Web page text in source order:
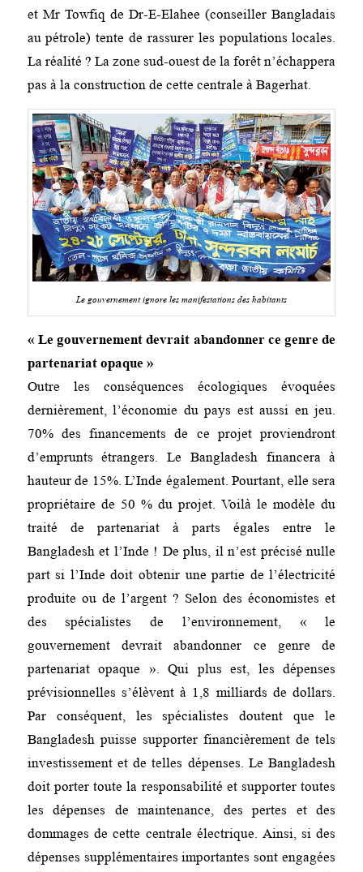
et Mr Towfiq de Dr-E-Elahee (conseiller Bangladais
au pétrole) tente de rassurer les populations locales.
La réalité ? La zone sud-ouest de la forêt n’échappera
pas à la construction de cette centrale à Bagerhat.
Le gouvernement ignore les manifestations des habitants
« Le gouvernement devrait abandonner ce genre de
partenariat opaque »
Outre les conséquences écologiques évoquées
dernièrement, l’économie du pays est aussi en jeu.
70% des financements de ce projet proviendront
d’emprunts étrangers. Le Bangladesh financera à
hauteur de 15%. L’Inde également. Pourtant, elle sera
propriétaire de 50 % du projet. Voilà le modèle du
traité de partenariat à parts égales entre le
Bangladesh et l’Inde ! De plus, il n’est précisé nulle
part si l’Inde doit obtenir une partie de l’électricité
produite ou de l’argent ? Selon des économistes et
des spécialistes de l’environnement, « le
gouvernement devrait abandonner ce genre de
partenariat opaque ». Qui plus est, les dépenses
prévisionnelles s’élèvent à 1,8 milliards de dollars.
Par conséquent, les spécialistes doutent que le
Bangladesh puisse supporter financièrement de tels
investissement et de telles dépenses. Le Bangladesh
doit porter toute la responsabilité et supporter toutes
les dépenses de maintenance, des pertes et des
dommages de cette centrale électrique. Ainsi, si des
dépenses supplémentaires importantes sont engagées